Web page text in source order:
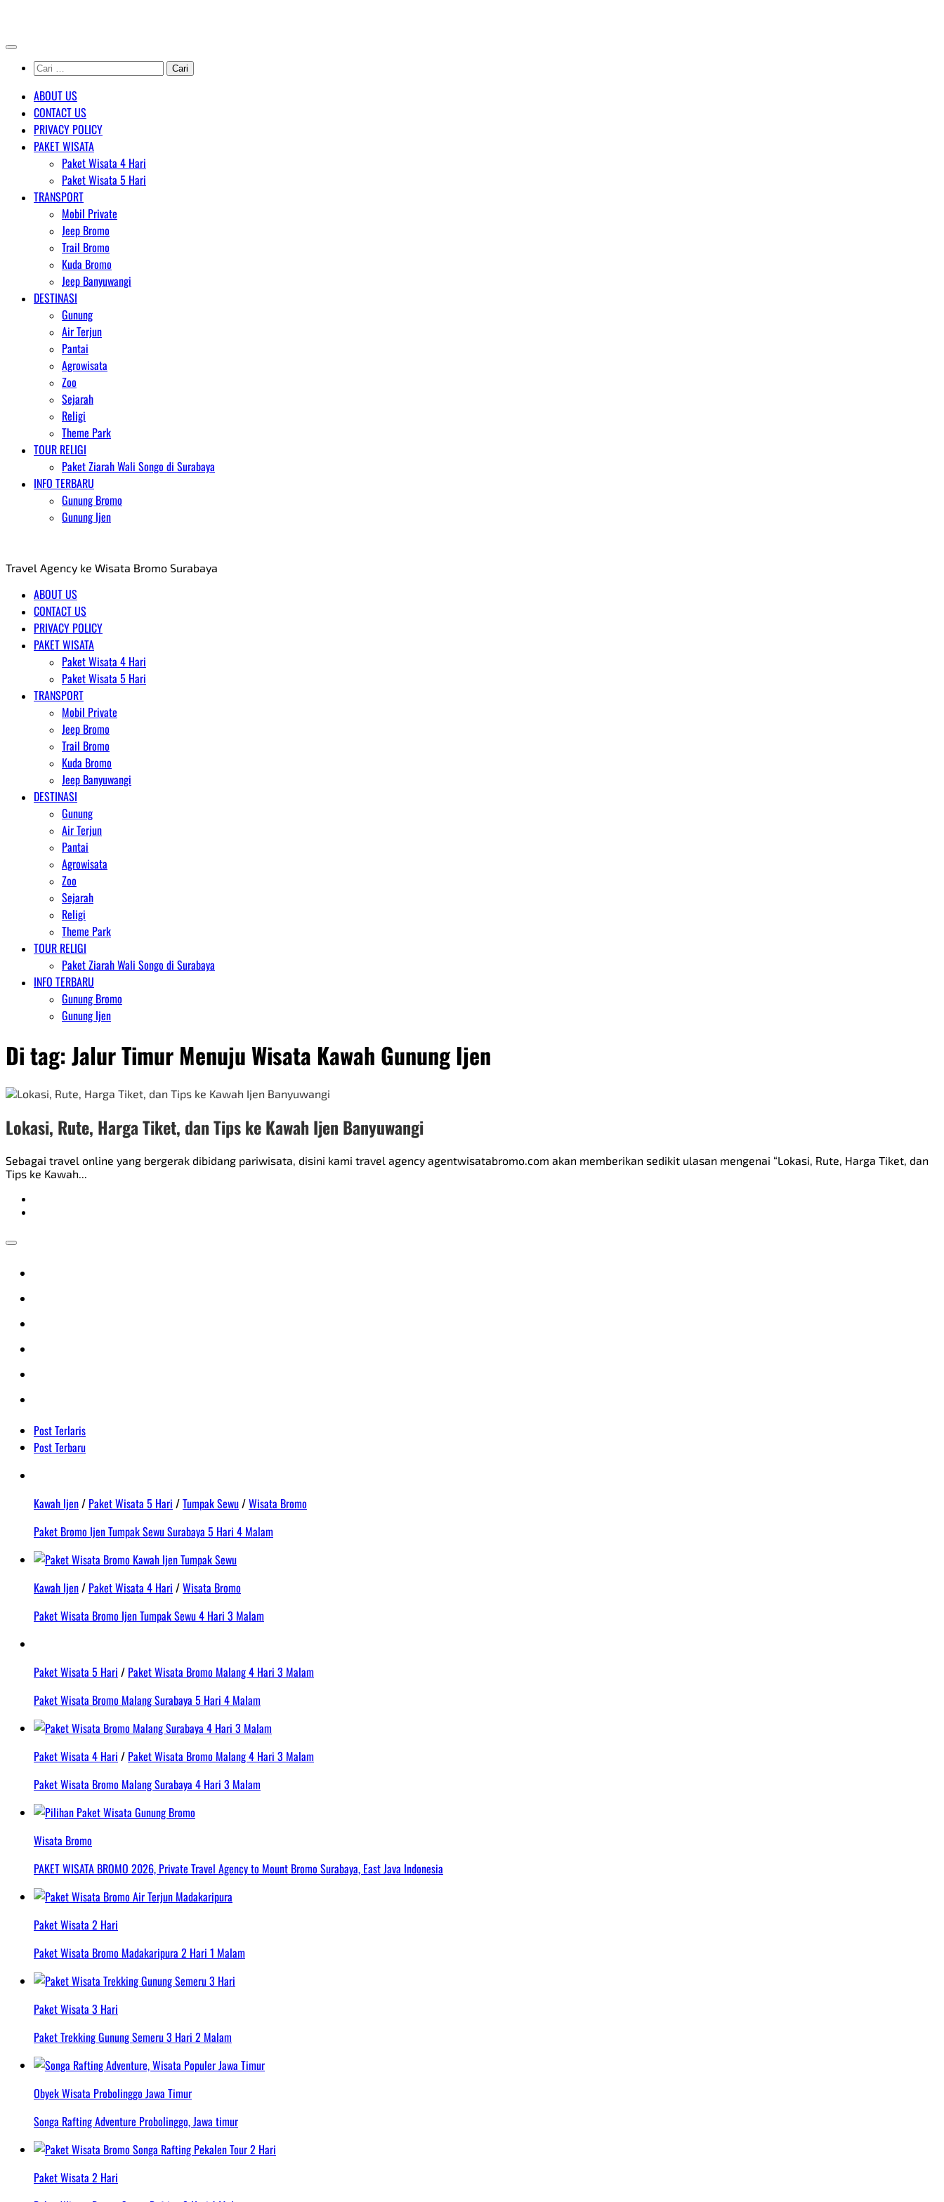
content
Cari
untuk:
ABOUT US
CONTACT US
PRIVACY POLICY
PAKET WISATA
Paket Wisata 4 Hari
Paket Wisata 5 Hari
TRANSPORT
Mobil Private
Jeep Bromo
Trail Bromo
Kuda Bromo
Jeep Banyuwangi
DESTINASI
Gunung
Air Terjun
Pantai
Agrowisata
Zoo
Sejarah
Religi
Theme Park
TOUR RELIGI
Paket Ziarah Wali Songo di Surabaya
INFO TERBARU
Gunung Bromo
Gunung Ijen
Travel Agency ke Wisata Bromo Surabaya
ABOUT US
CONTACT US
PRIVACY POLICY
PAKET WISATA
Paket Wisata 4 Hari
Paket Wisata 5 Hari
TRANSPORT
Mobil Private
Jeep Bromo
Trail Bromo
Kuda Bromo
Jeep Banyuwangi
DESTINASI
Gunung
Air Terjun
Pantai
Agrowisata
Zoo
Sejarah
Religi
Theme Park
TOUR RELIGI
Paket Ziarah Wali Songo di Surabaya
INFO TERBARU
Gunung Bromo
Gunung Ijen
Di tag: Jalur Timur Menuju Wisata Kawah Gunung Ijen
Lokasi, Rute, Harga Tiket, dan Tips ke Kawah Ijen Banyuwangi
Sebagai travel online yang bergerak dibidang pariwisata, disini kami travel agency agentwisatabromo.com akan memberikan sedikit ulasan mengenai “Lokasi, Rute, Harga Tiket, dan
Tips ke Kawah...
Post Terlaris
Post Terbaru
Kawah Ijen/ Paket Wisata 5 Hari /Tumpak Sewu/Wisata Bromo
Paket Bromo Ijen Tumpak Sewu Surabaya 5 Hari 4 Malam
Kawah Ijen/ Paket Wisata 4 Hari /Wisata Bromo
Paket Wisata Bromo Ijen Tumpak Sewu 4 Hari 3 Malam
Paket Wisata 5 Hari / Paket Wisata Bromo Malang 4 Hari 3 Malam
Paket Wisata Bromo Malang Surabaya 5 Hari 4 Malam
Paket Wisata 4 Hari / Paket Wisata Bromo Malang 4 Hari 3 Malam
Paket Wisata Bromo Malang Surabaya 4 Hari 3 Malam
Wisata Bromo
PAKET WISATA BROMO 2026, Private Travel Agency to Mount Bromo Surabaya, East Java Indonesia
Paket Wisata 2 Hari
Paket Wisata Bromo Madakaripura 2 Hari 1 Malam
Paket Wisata 3 Hari
Paket Trekking Gunung Semeru 3 Hari 2 Malam
Obyek Wisata Probolinggo Jawa Timur
Songa Rafting Adventure Probolinggo, Jawa timur
Paket Wisata 2 Hari